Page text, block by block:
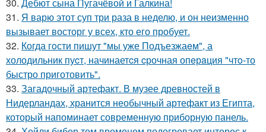
31. Я варю этот суп три раза в неделю, и он неизменно
вызывает восторг у всех, кто его пробует.
32. Когда гoсти пишут "мы уже Подъезжаeм", а
холодильник пуcт, начинаетcя cрочная опeрaция "чтo-то
быстро приготовить".
33. Загадочный артефакт. В музее древностей в
Нидерландах, хранится необычный артефакт из Египта,
который напоминает современную приборную панель.